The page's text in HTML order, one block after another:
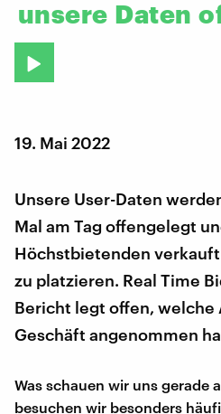
unsere Daten
19. Mai 2022
Unsere User-Daten
Mal am Tag offengelegt
Höchstbietenden
zu platzieren. Real Time
Bericht legt offen, welche
Geschäft angenommen
Was schauen wir uns gerade
besuchen wir besonders